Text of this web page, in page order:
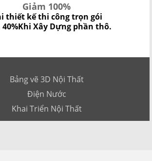
Giảm 100%
thiết kế thi công trọn gói
Khi Xây Dựng phần thô.
Bảng vẽ 3D Nội Thất
Điện Nước
Khai Triển Nội Thất